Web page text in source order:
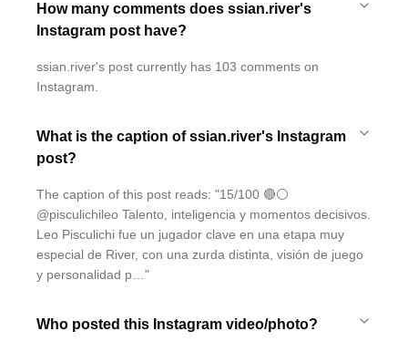
How many comments does ssian.river's
Instagram post have?
ssian.river's post currently has 103 comments on
Instagram.
What is the caption of ssian.river's Instagram
post?
The caption of this post reads: "15/100 🔴⚪
@pisculichileo Talento, inteligencia y momentos decisivos.
Leo Pisculichi fue un jugador clave en una etapa muy
especial de River, con una zurda distinta, visión de juego
y personalidad p…"
Who posted this Instagram video/photo?